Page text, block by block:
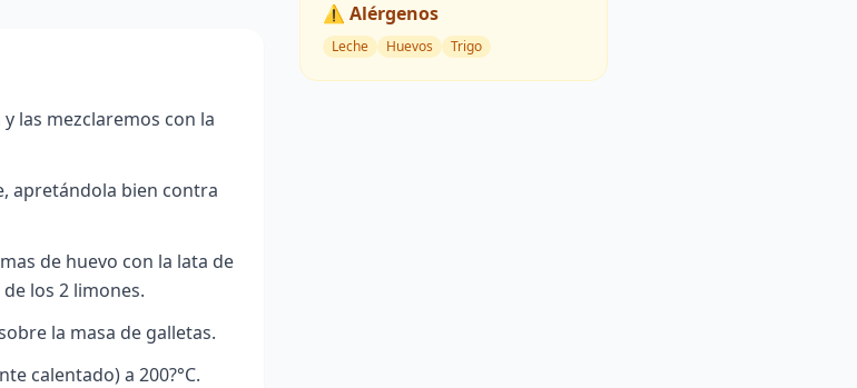
las mezclaremos con la
apretándola bien contra
de huevo con la lata de
los 2 limones.
la masa de galletas.
calentado) a 200?°C.
⚠️ Alérgenos
Leche Huevos Trigo